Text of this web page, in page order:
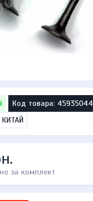
Код товара: 45935044
КИТАЙ
за комплект